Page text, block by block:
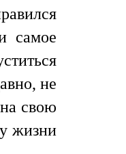
самое
не
свою
жизни